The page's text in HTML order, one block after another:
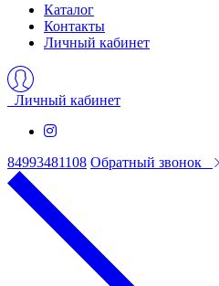
Каталог
Контакты
Личный кабинет
Личный кабинет
84993481108 Обратный звонок